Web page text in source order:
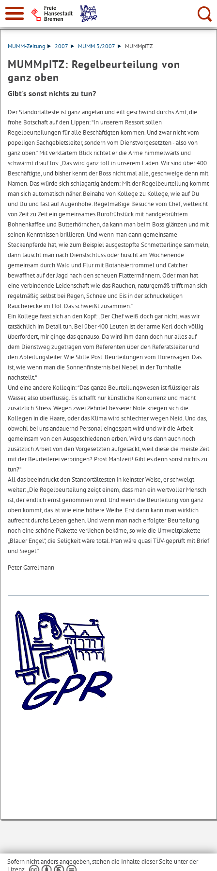
Suche:
MUMM-Zeitung 2007 MUMM 3/2007 MUMMpITZ
MUMMpITZ: Regelbeurteilung von
ganz oben
Gibt's sonst nichts zu tun?
Der Standortälteste ist ganz angetan und eilt geschwind durchs Amt, die
frohe Botschaft auf den Lippen: “In unserem Ressort sollen
Regelbeurteilungen für alle Beschäftigten kommen. Und zwar nicht vom
popeligen Sachgebietsleiter, sondern vom Dienstvorgesetzten - also von
ganz oben.“ Mit verklärtem Blick richtet er die Arme himmelwärts und
schwärmt drauf los: „Das wird ganz toll in unserem Laden. Wir sind über 400
Beschäftigte, und bisher kennt der Boss nicht mal alle, geschweige denn mit
Namen. Das würde sich schlagartig ändern: Mit der Regelbeurteilung kommt
man sich automatisch näher. Beinahe von Kollege zu Kollege, wie auf Du
und Du und fast auf Augenhöhe. Regelmäßige Besuche vom Chef, vielleicht
von Zeit zu Zeit ein gemeinsames Bürofrühstück mit handgebrühtem
Bohnenkaffee und Butterhörnchen, da kann man beim Boss glänzen und mit
seinen Kenntnissen brillieren. Und wenn man dann gemeinsame
Steckenpferde hat, wie zum Beispiel ausgestopfte Schmetterlinge sammeln,
dann tauscht man nach Dienstschluss oder huscht am Wochenende
gemeinsam durch Wald und Flur mit Botanisiertrommel und Catcher
bewaffnet auf der Jagd nach den scheuen Flattermännern. Oder man hat
eine verbindende Leidenschaft wie das Rauchen, naturgemäß trifft man sich
regelmäßig selbst bei Regen, Schnee und Eis in der schnuckeligen
Raucherecke im Hof. Das schweißt zusammen.“
Ein Kollege fasst sich an den Kopf: „Der Chef weiß doch gar nicht, was wir
tatsächlich im Detail tun. Bei über 400 Leuten ist der arme Kerl doch völlig
überfordert, mir ginge das genauso. Da wird ihm dann doch nur alles auf
dem Dienstweg zugetragen vom Referenten über den Referatsleiter und
den Abteilungsleiter. Wie Stille Post. Beurteilungen vom Hörensagen. Das
ist, wie wenn man die Sonnenfinsternis bei Nebel in der Turnhalle
nachstellt.“
Und eine andere Kollegin: “Das ganze Beurteilungswesen ist flüssiger als
Wasser, also überflüssig. Es schafft nur künstliche Konkurrenz und macht
zusätzlich Stress. Wegen zwei Zehntel besserer Note kriegen sich die
Kollegen in die Haare, oder das Klima wird schlechter wegen Neid. Und das,
obwohl bei uns andauernd Personal eingespart wird und wir die Arbeit
gemeinsam von den Ausgeschiedenen erben. Wird uns dann auch noch
zusätzlich Arbeit von den Vorgesetzten aufgesackt, weil diese die meiste Zeit
mit der Beurteilerei verbringen? Prost Mahlzeit! Gibt es denn sonst nichts zu
tun?“
All das beeindruckt den Standortältesten in keinster Weise, er schwelgt
weiter: „Die Regelbeurteilung zeigt einem, dass man ein wertvoller Mensch
ist, der endlich ernst genommen wird. Und wenn die Beurteilung von ganz
oben kommt, das ist wie eine höhere Weihe. Erst dann kann man wirklich
aufrecht durchs Leben gehen. Und wenn man nach erfolgter Beurteilung
noch eine schöne Plakette verliehen bekäme, so wie die Umweltplakette
„Blauer Engel“, die Seligkeit wäre total. Man wäre quasi TÜV-geprüft mit Brief
und Siegel.“
Peter Garrelmann
Sofern nicht anders angegeben, stehen die Inhalte dieser Seite unter der
Lizenz